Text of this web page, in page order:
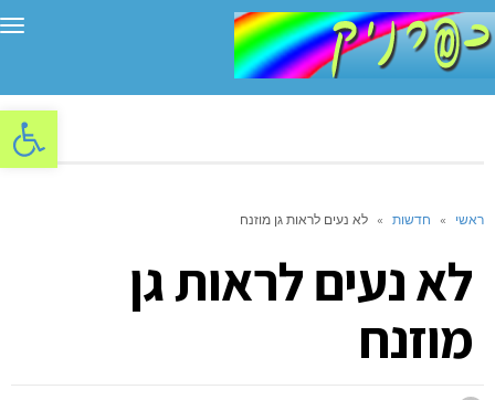
פתח
ראשי » חדשות » לא נעים לראות גן מוזנח
לא נעים לראות גן
מוזנח